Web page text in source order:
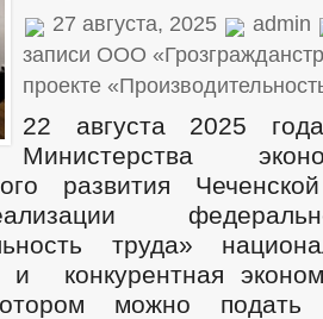
27 августа, 2025
admin
записи ООО
проекте
22 августа 2025 года
Министерства
развития
труда»
и конкурентная
можно подать